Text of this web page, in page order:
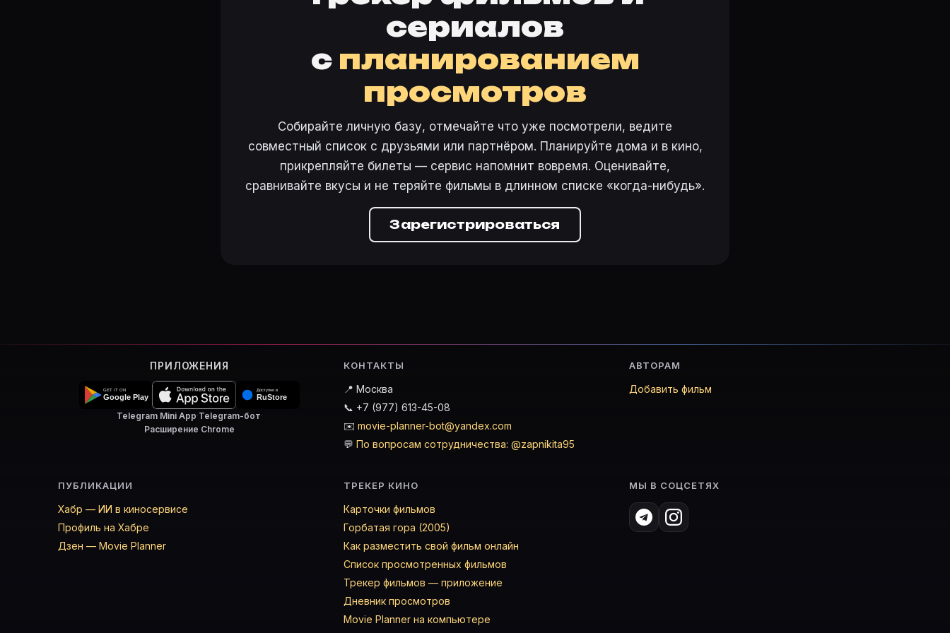
сериалов
с планированием
просмотров
Собирайте личную базу, отмечайте что уже посмотрели, ведите
совместный список с друзьями или партнёром. Планируйте дома и в кино,
прикрепляйте билеты — сервис напомнит вовремя. Оценивайте,
сравнивайте вкусы и не теряйте фильмы в длинном списке «когда-нибудь».
Зарегистрироваться
ПРИЛОЖЕНИЯ
Telegram Mini App·Telegram-бот·
Расширение Chrome
КОНТАКТЫ
📍 Москва
📞 +7 (977) 613-45-08
✉️ movie-planner-bot@yandex.com
💬 По вопросам сотрудничества: @zapnikita95
АВТОРАМ
Добавить фильм
ПУБЛИКАЦИИ
Хабр — ИИ в киносервисе
Профиль на Хабре
Дзен — Movie Planner
ТРЕКЕР КИНО
Карточки фильмов
Горбатая гора (2005)
Как разместить свой фильм онлайн
Список просмотренных фильмов
Трекер фильмов — приложение
Дневник просмотров
Movie Planner на компьютере
МЫ В СОЦСЕТЯХ